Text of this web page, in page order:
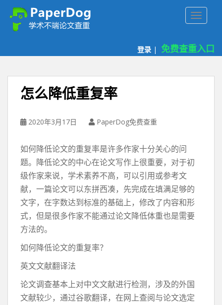
登录 | 免费查重入口
怎么降低重复率
2020年3月17日 PaperDog免费查重
如何降低论文的重复率是许多作家十分关心的问
题。降低论文的中心在论文写作上很重要，对于初
级作家来说，学术素养不高，可以引用或参考文
献，一篇论文可以东拼西凑，先完成在填满足够的
文字，在字数达到标准的基础上，修改了内容和形
式，但是很多作家不能通过论文降低体重也是需要
方法的。
如何降低论文的重复率？
英文文献翻译法
论文调查基本上对中文文献进行检测，涉及的外国
文献较少，通过谷歌翻译，在网上查阅与论文选定